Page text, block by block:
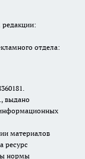
редакции:
отдела:
выдано
материалов
ресурс
нормы